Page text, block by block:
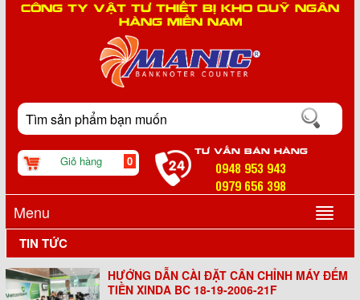
CÔNG TY VẬT TƯ THIẾT BỊ KHO QUỸ NGÂN
HÀNG MIỀN NAM
Giỏ hàng 0
TƯ VẤN BÁN HÀNG
0948 953 943
0979 656 398
Menu
TIN TỨC
HƯỚNG DẪN CÀI ĐẶT CÂN CHỈNH MÁY ĐẾM
TIỀN XINDA BC 18-19-2006-21F